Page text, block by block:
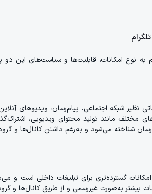
به نوع امکانات، قابلیت‌ها و سیاست‌های این دو
نظیر شبکه اجتماعی، پیام‌رسان، ویدیوهای
مختلف مانند تولید محتوای ویدیویی،
شناخته می‌شود و به‌رغم داشتن کانال‌ها و
امکانات گسترده‌تری برای تبلیغات داخلی است و
بیشتر به‌صورت غیررسمی و از طریق کانال‌ها